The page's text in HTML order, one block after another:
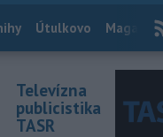
Útulkovo Magazín
Televízna
publicistika
TASR